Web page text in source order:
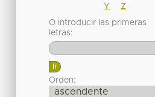
Y
Z
O introducir las primeras
letras:
Orden: